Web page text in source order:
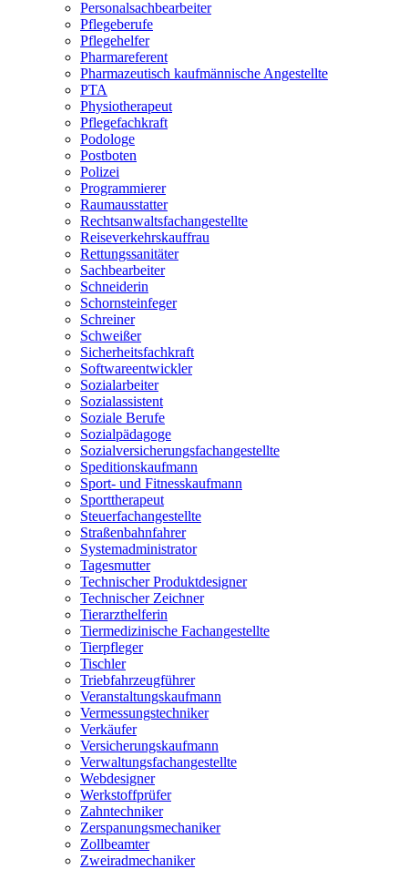
Personalsachbearbeiter
Pflegeberufe
Pflegehelfer
Pharmareferent
Pharmazeutisch kaufmännische Angestellte
PTA
Physiotherapeut
Pflegefachkraft
Podologe
Postboten
Polizei
Programmierer
Raumausstatter
Rechtsanwaltsfachangestellte
Reiseverkehrskauffrau
Rettungssanitäter
Sachbearbeiter
Schneiderin
Schornsteinfeger
Schreiner
Schweißer
Sicherheitsfachkraft
Softwareentwickler
Sozialarbeiter
Sozialassistent
Soziale Berufe
Sozialpädagoge
Sozialversicherungsfachangestellte
Speditionskaufmann
Sport- und Fitnesskaufmann
Sporttherapeut
Steuerfachangestellte
Straßenbahnfahrer
Systemadministrator
Tagesmutter
Technischer Produktdesigner
Technischer Zeichner
Tierarzthelferin
Tiermedizinische Fachangestellte
Tierpfleger
Tischler
Triebfahrzeugführer
Veranstaltungskaufmann
Vermessungstechniker
Verkäufer
Versicherungskaufmann
Verwaltungsfachangestellte
Webdesigner
Werkstoffprüfer
Zahntechniker
Zerspanungsmechaniker
Zollbeamter
Zweiradmechaniker